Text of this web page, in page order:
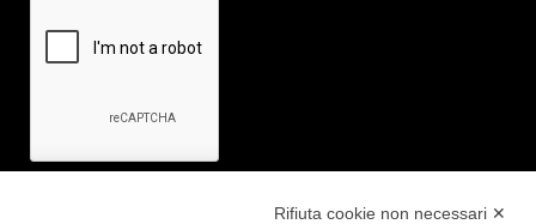
Rifiuta cookie non necessari ✕